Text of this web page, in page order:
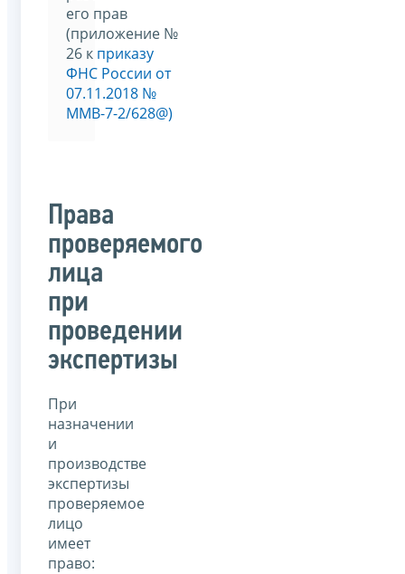
его прав
(приложение №
26 к приказу
ФНС России от
07.11.2018 №
ММВ-7-2/628@)
Права
проверяемого
лица
при
проведении
экспертизы
При
назначении
и
производстве
экспертизы
проверяемое
лицо
имеет
право: